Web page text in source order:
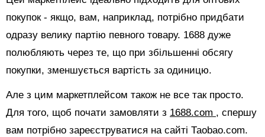
покупок - якщо, вам, наприклад, потрібно придбати
одразу велику партію певного товару. 1688 дуже
полюбляють через те, що при збільшенні обсягу
покупки, зменшується вартість за одиницю.
Але з цим маркетплейсом також не все так просто.
Для того, щоб почати замовляти з 1688.com , спершу
вам потрібно зареєструватися на сайті Таоbао.com.